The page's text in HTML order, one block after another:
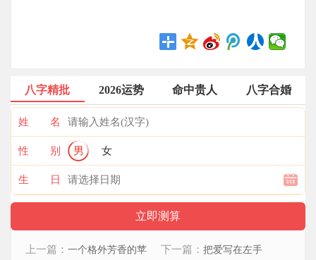
八字精批 2026运势 命中贵人 八字合婚
姓 名
性 别 男 女
生 日
上一篇： 一个格外芳香的苹 下一篇： 把爱写在左手